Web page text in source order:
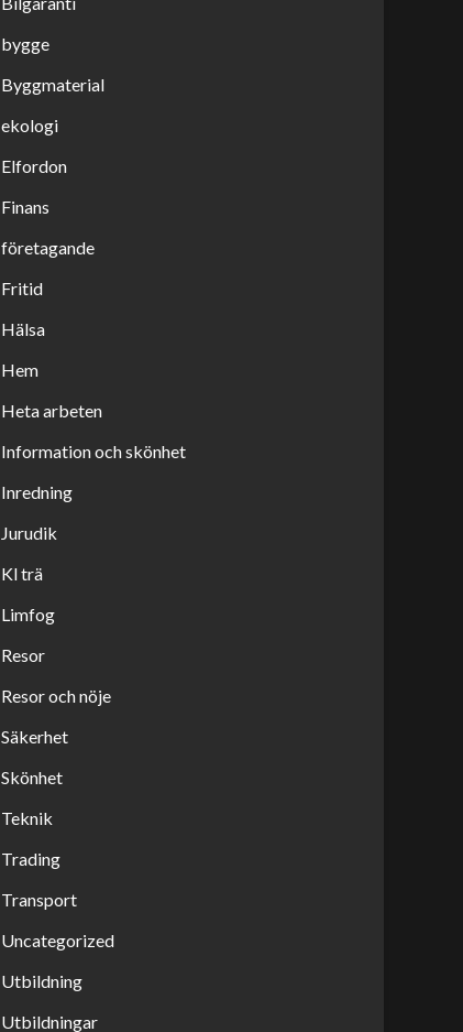
bygge
Byggmaterial
ekologi
Elfordon
Finans
företagande
Fritid
Hälsa
Hem
Heta arbeten
Information och skönhet
Inredning
Jurudik
Kl trä
Limfog
Resor
Resor och nöje
Säkerhet
Skönhet
Teknik
Trading
Transport
Uncategorized
Utbildning
Utbildningar